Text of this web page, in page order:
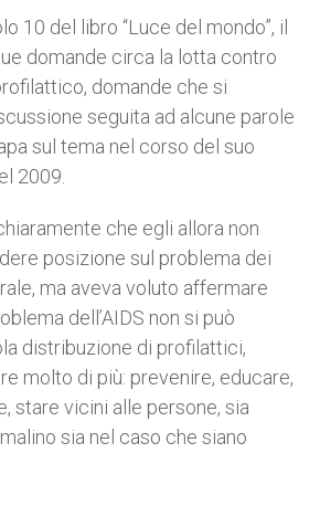
10 del libro “Luce del mondo”, il
domande circa la lotta contro
domande che si
seguita ad alcune parole
sul tema nel corso del suo
2009.
che egli allora non
posizione sul problema dei
ma aveva voluto affermare
dell’AIDS non si può
distribuzione di profilattici,
molto di più: prevenire, educare,
stare vicini alle persone, sia
sia nel caso che siano